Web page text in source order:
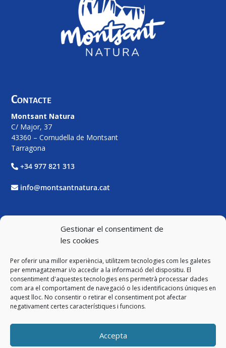
Gestionar el consentiment de
les cookies
Per oferir una millor experiència, utilitzem tecnologies com les galetes
per emmagatzemar i/o accedir a la informació del dispositiu. El
consentiment d'aquestes tecnologies ens permetrà processar dades
com ara el comportament de navegació o les identificacions úniques en
aquest lloc. No consentir o retirar el consentiment pot afectar
negativament certes característiques i funcions.
Accepta
Contacte
Montsant Natura
C/ Major, 37
43360 – Cornudella de Montsant
Tarragona
+34 977 821 313
info@montsantnatura.cat
Facebook
Twitter
Instagram